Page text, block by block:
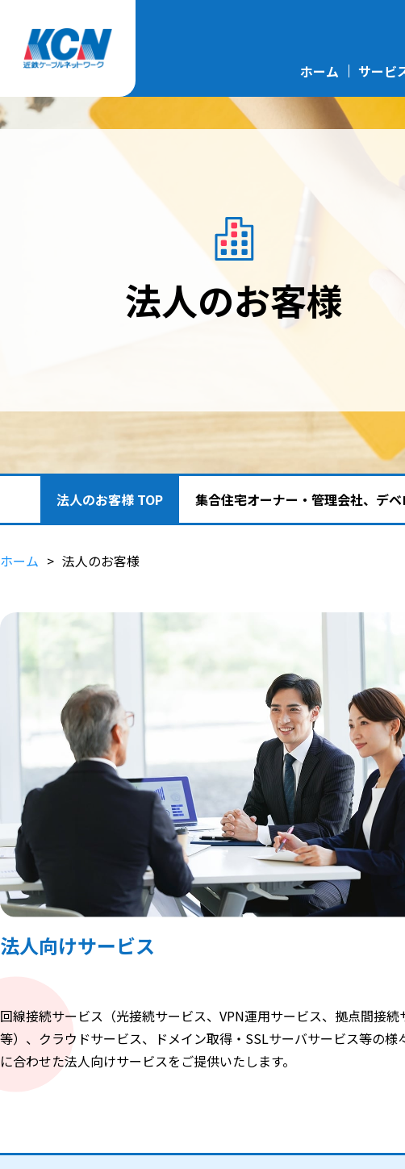
ホーム サービ
法人のお客様
法人のお客様 TOP 集合住宅オーナー・管理会社、デ
ホーム 法人のお客様
法人向けサービス
回線接続サービス（光接続サービス、VPN運用サービス、拠点間接続
等）、クラウドサービス、ドメイン取得・SSLサーバサービス等の様
に合わせた法人向けサービスをご提供いたします。